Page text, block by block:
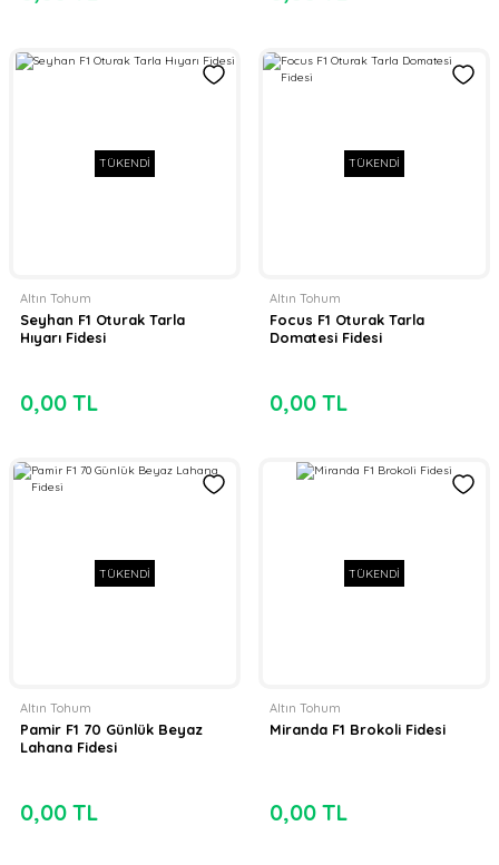
TÜKENDİ
Altın Tohum
Seyhan F1 Oturak Tarla
Hıyarı Fidesi
0,00 TL
TÜKENDİ
Altın Tohum
Focus F1 Oturak Tarla
Domatesi Fidesi
0,00 TL
TÜKENDİ
Altın Tohum
Pamir F1 70 Günlük Beyaz
Lahana Fidesi
0,00 TL
TÜKENDİ
Altın Tohum
Miranda F1 Brokoli Fidesi
0,00 TL